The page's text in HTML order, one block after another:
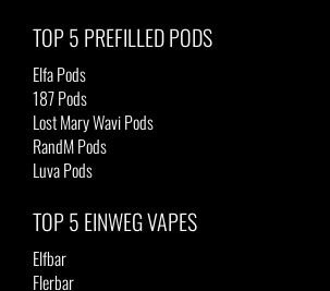
TOP 5 PREFILLED PODS
Elfa Pods
187 Pods
Lost Mary Wavi Pods
RandM Pods
Luva Pods
TOP 5 EINWEG VAPES
Elfbar
Flerbar